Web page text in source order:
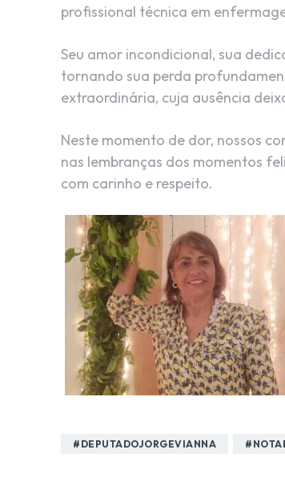
profissional técnica em
Seu amor incondicional, sua
tornando sua perda
extraordinária, cuja ausência
Neste momento de dor, nossos
nas lembranças dos momentos
com carinho e respeito.
#DEPUTADOJORGEVIANNA